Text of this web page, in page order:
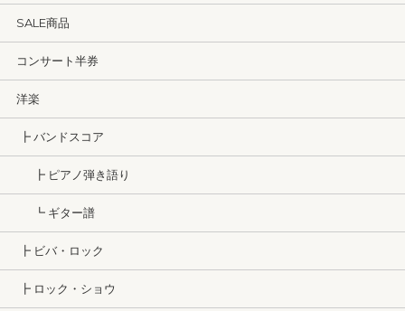
SALE商品
コンサート半券
洋楽
┣ バンドスコア
┣ ピアノ弾き語り
┗ ギター譜
┣ ビバ・ロック
┣ ロック・ショウ